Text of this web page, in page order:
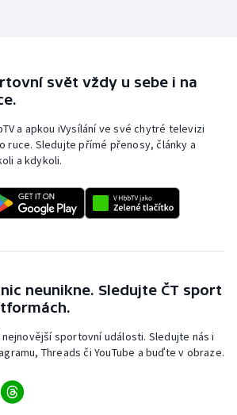
svět vždy u sebe i na
a apkou iVysílání ve své chytré televizi
ruce. Sledujte přímé přenosy, články a
a kdykoli.
neunikne. Sledujte ČT sport
sportovní události. Sledujte nás i
Threads či YouTube a buďte v obraze.